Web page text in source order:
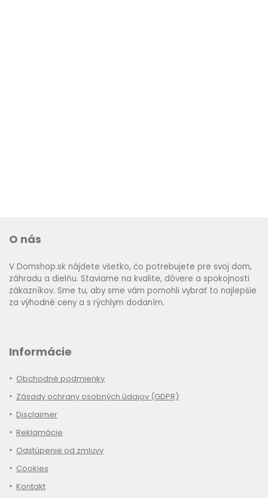
O nás
V Domshop.sk nájdete všetko, čo potrebujete pre svoj dom,
záhradu a dielňu. Staviame na kvalite, dôvere a spokojnosti
zákazníkov. Sme tu, aby sme vám pomohli vybrať to najlepšie
za výhodné ceny a s rýchlym dodaním.
Informácie
Obchodné podmienky
Zásady ochrany osobných údajov (GDPR)
Disclaimer
Reklamácie
Odstúpenie od zmluvy
Cookies
Kontakt